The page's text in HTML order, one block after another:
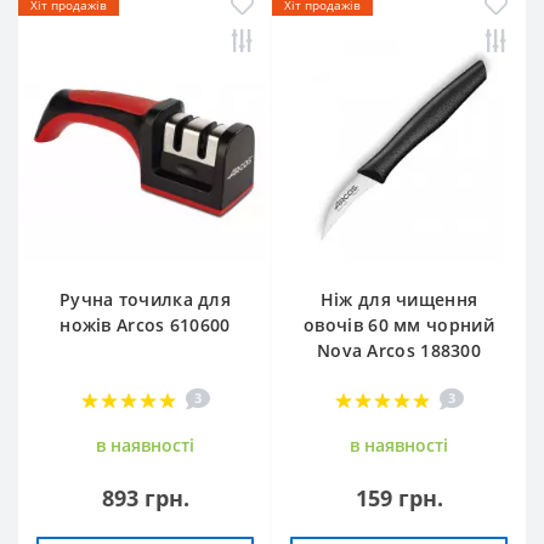
Хіт продажів
Ручна точилка для
ножів Arcos 610600
3
в наявностi
893 грн.
Хіт продажів
Ніж для чищення
овочів 60 мм чорний
Nova Arcos 188300
3
в наявностi
159 грн.